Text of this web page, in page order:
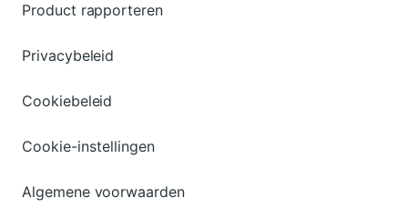
Product rapporteren
Privacybeleid
Cookiebeleid
Cookie-instellingen
Algemene voorwaarden